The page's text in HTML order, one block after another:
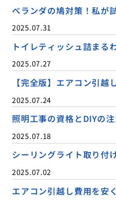
ベランダの鳩対策！私が
2025.07.31
トイレティッシュ詰まる
2025.07.27
【完全版】エアコン引越
2025.07.24
照明工事の資格とDIYの
2025.07.18
シーリングライト取り付
2025.07.02
エアコン引越し費用を安